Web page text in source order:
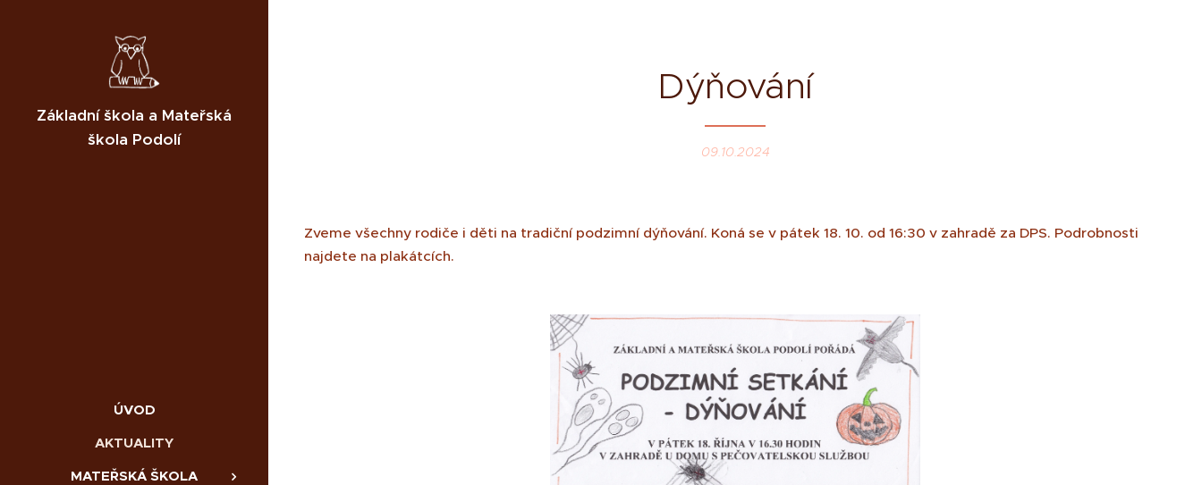
Základní škola a Mateřská
škola Podolí
ÚVOD
AKTUALITY
MATEŘSKÁ ŠKOLA
Dýňování
09.10.2024
Zveme všechny rodiče i děti na tradiční podzimní dýňování. Koná se v pátek 18. 10. od 16:30 v zahradě za DPS. Podrobnosti
najdete na plakátcích.